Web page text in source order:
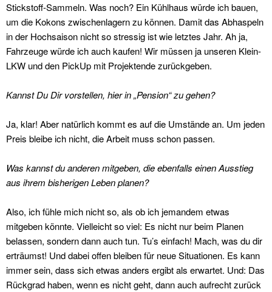
Stickstoff-Sammeln. Was noch? Ein Kühlhaus würde ich bauen,
um die Kokons zwischenlagern zu können. Damit das Abhaspeln
in der Hochsaison nicht so stressig ist wie letztes Jahr. Ah ja,
Fahrzeuge würde ich auch kaufen! Wir müssen ja unseren Klein-
LKW und den PickUp mit Projektende zurückgeben.
Kannst Du Dir vorstellen, hier in „Pension“ zu gehen?
Ja, klar! Aber natürlich kommt es auf die Umstände an. Um jeden
Preis bleibe ich nicht, die Arbeit muss schon passen.
Was kannst du anderen mitgeben, die ebenfalls einen Ausstieg
aus ihrem bisherigen Leben planen?
Also, ich fühle mich nicht so, als ob ich jemandem etwas
mitgeben könnte. Vielleicht so viel: Es nicht nur beim Planen
belassen, sondern dann auch tun. Tu’s einfach! Mach, was du dir
erträumst! Und dabei offen bleiben für neue Situationen. Es kann
immer sein, dass sich etwas anders ergibt als erwartet. Und: Das
Rückgrad haben, wenn es nicht geht, dann auch aufrecht zurück